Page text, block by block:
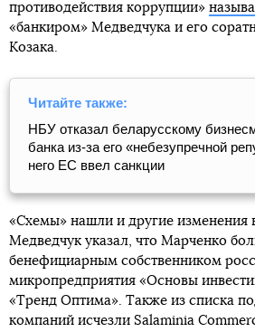
противодействия коррупции»
«банкиром» Медведчука и его
Козака.
Читайте также:
НБУ отказал беларусскому
банка из-за его «небезупречной
него ЕС ввел санкции
«Схемы» нашли и другие изменения
Медведчук указал, что Марченко
бенефициарным собственником
микропредприятия «Основы
«Тренд Оптима». Также из списка
компаний исчезли Salaminia